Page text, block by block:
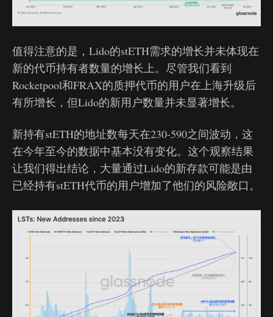
值得注意的是，Lido的stETH需求的增长并未体现在
新的代币持有者数量的增长上。尽管我们看到
Rocketpool和FRAX的质押代币的用户在上海升级后
有所增长，但Lido的新用户数量并未显著增长。
新持有stETH的地址数每天在230-590之间波动，这
在今年至今的数据中基本没有变化。这个观察结果
让我们得出结论，大量通过Lido的新存款可能是由
已经持有stETH代币的用户增加了他们的风险敞口。